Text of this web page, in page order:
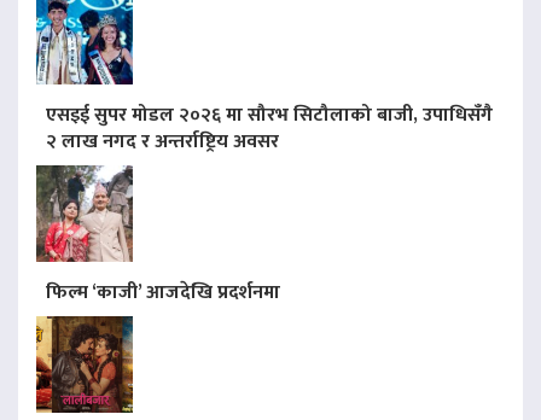
एसइई सुपर मोडल २०२६ मा सौरभ सिटौलाको बाजी, उपाधिसँगै
२ लाख नगद र अन्तर्राष्ट्रिय अवसर
फिल्म ‘काजी’ आजदेखि प्रदर्शनमा